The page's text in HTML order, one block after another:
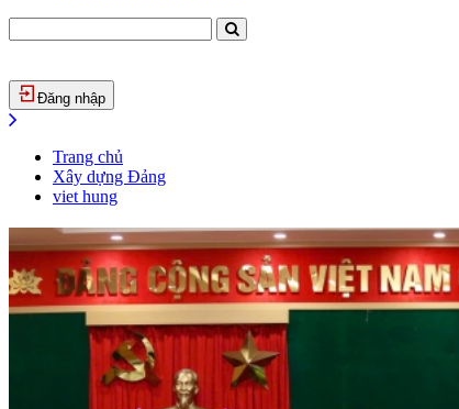
Đăng nhập
Trang chủ
Xây dựng Đảng
viet hung